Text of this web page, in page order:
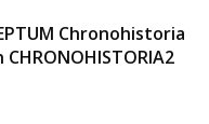
Chronohistoria